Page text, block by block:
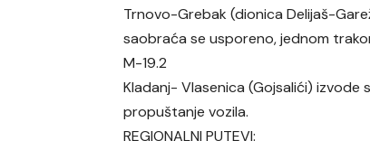
Trnovo-Grebak (dionica Delijaš-
saobraća se usporeno, jednom
M-19.2
Kladanj- Vlasenica (Gojsalići) izvode
propuštanje vozila.
REGIONALNI PUTEVI: